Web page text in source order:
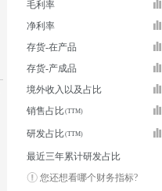
毛利率
净利率
存货-在产品
存货-产成品
境外收入以及占比
销售占比
研发占比
最近三年累计研发占比
您还想看哪个财务指标?